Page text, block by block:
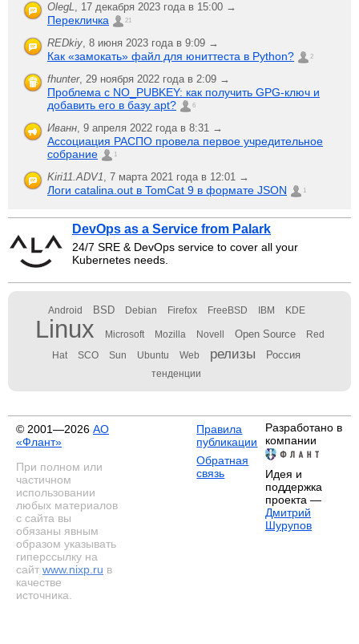
OlegL, 17 декабря 2023 года в 15:00 →
Перекличка 21
REDkiy, 8 июня 2023 года в 9:09 →
Как «замокать» файл для юниттеста в Python? 2
fhunter, 29 ноября 2022 года в 2:09 →
Проблема с NO_PUBKEY: как получить GPG-ключ и
добавить его в базу apt?
6
Иванн, 9 апреля 2022 года в 8:31 →
Ассоциация РАСПО провела первое учредительное
собрание
1
Kiri11.ADV1, 7 марта 2021 года в 12:01 →
Логи catalina.out в TomCat 9 в формате JSON 1
DevOps as a Service from Palark
24/7 SRE & DevOps service to cover all your
Kubernetes needs.
Android BSD Debian Firefox FreeBSD IBM KDE
Linux Microsoft Mozilla Novell Open Source Red
Hat SCO Sun Ubuntu Web релизы Россия
тенденции
© 2001—2026 АО
«Флант»
При полном или
частичном
использовании
любых материалов
с сайта вы
обязаны явным
образом указывать
гиперссылку на
сайт www.nixp.ru в
качестве
источника.
Правила
публикации
Обратная
связь
Разработано в
компании
Идея и
поддержка
проекта —
Дмитрий
Шурупов